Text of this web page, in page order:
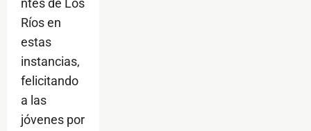
ntes de Los
Ríos en
estas
instancias,
felicitando
a las
jóvenes por